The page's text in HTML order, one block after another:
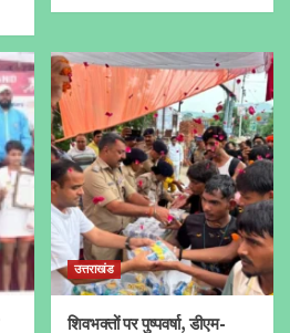
उत्तराखंड
शिवभक्तों पर पुष्पवर्षा, डीएम-